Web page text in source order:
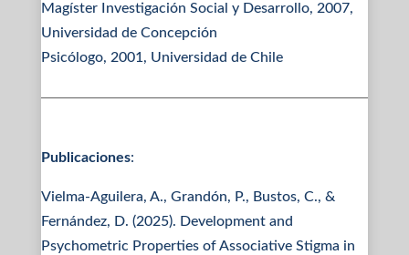
Magíster Investigación Social y Desarrollo, 2007,
Universidad de Concepción
Psicólogo, 2001, Universidad de Chile
Publicaciones:
Vielma-Aguilera, A., Grandón, P., Bustos, C., &
Fernández, D. (2025). Development and
Psychometric Properties of Associative Stigma in